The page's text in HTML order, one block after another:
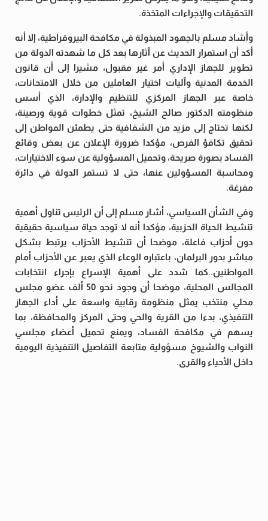
التحقيقات والإجراءات المتخذة.
وأشاد مسلم بالجهود المبذولة في مكافحة البيروقراطية، إلا أنه
أكد أن استمرار الحديث عن آثارها بعد كل ما شهدته الدولة من
تطوير للجهاز الإداري أمر غير مقبول، مشيرا إلى أن قانون
الخدمة المدنية وآليات اختيار العاملين من خلال الامتحانات،
خاصة عبر الجهاز المركزي للتنظيم والإدارة، الذي أسس
منظومته الدكتور صالح الشيخ، تمثل خطوات قوية ورصينة،
لكنها تحتاج إلى مزيد من الشفافية حتى يطمئن المواطن إلى
تحقيق تكافؤ الفرص، مؤكدا ضرورة الإعلان عن بعض وقائع
الفساد بصورة صريحة، وتحميل المسؤولية عن سوء الاختيارات،
ومحاسبة المسؤولين عنها، حتى لا تستمر الدولة في دائرة
مفرغة.
وفي الشأن السياسي، أشار مسلم إلى أن الرئيس تناول أهمية
تنشيط الحياة الحزبية، مؤكدا أنه لا توجد حياة سياسية حقيقية
دون أحزاب فاعلة، موضحا أن تنشيط الأحزاب يرتبط بشكل
مباشر بدور البرلمان، باعتباره الوعاء الذي يعبر عن الأحزاب أمام
المواطنين..كما شدد على أهمية الإسراع بإجراء انتخابات
المجالس المحلية، موضحا أن وجود نحو 50 ألف عضو مجلس
محلي منتخب يمثل منظومة رقابية واسعة على أداء الجهاز
التنفيذي، بدءا من القرية والحي وحتى المركز والمحافظة، بما
يسهم في مكافحة الفساد، ويمنع تحميل أعضاء مجلسي
النواب والشيوخ مسؤولية متابعة التفاصيل التنفيذية اليومية
داخل الأحياء والقرى.